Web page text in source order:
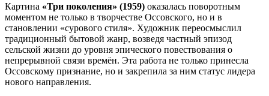
Картина «Три поколения» (1959) оказалась поворотным
моментом не только в творчестве Оссовского, но и в
становлении «сурового стиля». Художник переосмыслил
традиционный бытовой жанр, возведя частный эпизод
сельской жизни до уровня эпического повествования о
непрерывной связи времён. Эта работа не только принесла
Оссовскому признание, но и закрепила за ним статус лидера
нового направления.